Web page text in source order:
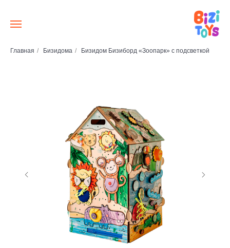
Главная / Бизидома / Бизидом Бизиборд «Зоопарк» с подсветкой